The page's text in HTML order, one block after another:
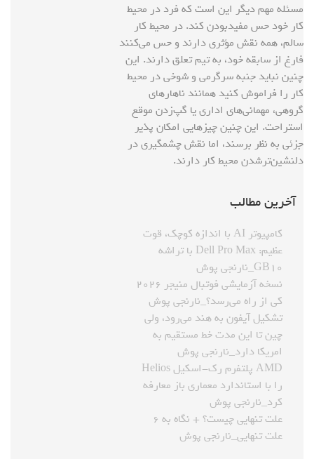
مسئله مهم دیگر این است که فرد در محیط
کار خود حس مفیدبودن کند. در محیط کار
سالم، همه نقش مؤثری دارند و حس می‌کنند
فارغ از سابقه خود، به تیم تعلق دارند. این
چنین نباید جنبه سرگرمی و شوخی در محیط
کار را فراموش کنید همانند ناهارهای
گروهی، مهمانی‌های اداری یا گپ‌زدن موقع
استراحت. این چنین چیزهایی امکان پذیر
جزئی به‌ نظر برسند، اما نقش چشمگیری در
دلنشین‌ترشدن محیط کار دارند.
آخرین مطالب
کامپیوتر AI با اندازه کوچک، قوت
عظیم: Dell Pro Max با تراشه
GB۱۰_نارنجی پوش
نسخه آزمایشی فوتبال منیجر ۲۰۲۶
کی از راه می‌رسد؟_نارنجی پوش
تشکیل آیفون به هند می‌رود، ولی
چین تا این مدت خط مستقیم به
امریکا دارد_نارنجی پوش
AMD پلتفرم رک-اسکیل Helios
را با استاندارد معماری باز معارفه
کرد_نارنجی پوش
علت تنهایی چیست؟ + نگاه به ۶
علت تنهایی_نارنجی پوش